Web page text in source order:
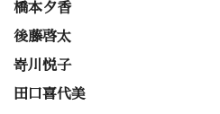
橋本夕香
後藤啓太
嵜川悦子
田口喜代美